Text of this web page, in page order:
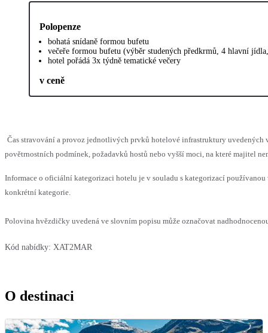
Polopenze
bohatá snídaně formou bufetu
večeře formou bufetu (výběr studených předkrmů, 4 hlavní
hotel pořádá 3x týdně tematické večery
v ceně
Čas stravování a provoz jednotlivých prvků hotelové infrastruktury uvedených
povětrnostních podmínek, požadavků hostů nebo vyšší moci, na které majitel
Informace o oficiální kategorizaci hotelu je v souladu s kategorizací
konkrétní kategorie.
Polovina hvězdičky uvedená ve slovním popisu může označovat
Kód nabídky: XAT2MAR
O destinaci